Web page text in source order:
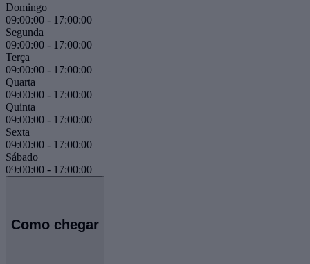
Domingo
09:00:00 - 17:00:00
Segunda
09:00:00 - 17:00:00
Terça
09:00:00 - 17:00:00
Quarta
09:00:00 - 17:00:00
Quinta
09:00:00 - 17:00:00
Sexta
09:00:00 - 17:00:00
Sábado
09:00:00 - 17:00:00
Como chegar